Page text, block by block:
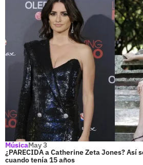
MúsicaMay 3
¿PARECIDA a Catherine Zeta Jones? Así
cuando tenía 15 años